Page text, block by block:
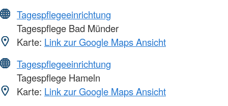
Tagespflegeeinrichtung
Tagespflege Bad Münder
Karte: Link zur Google Maps Ansicht
Tagespflegeeinrichtung
Tagespflege Hameln
Karte: Link zur Google Maps Ansicht